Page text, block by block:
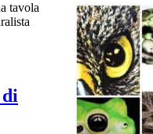
tavola
di